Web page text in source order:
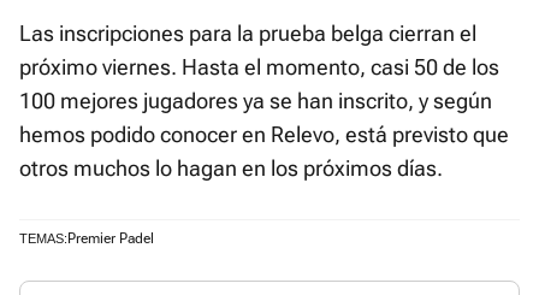
Las inscripciones para la prueba belga cierran el
próximo viernes. Hasta el momento, casi 50 de los
100 mejores jugadores ya se han inscrito, y según
hemos podido conocer en Relevo, está previsto que
otros muchos lo hagan en los próximos días.
TEMAS: Premier Padel